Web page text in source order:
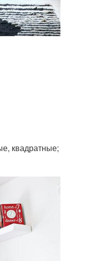
квадратные;